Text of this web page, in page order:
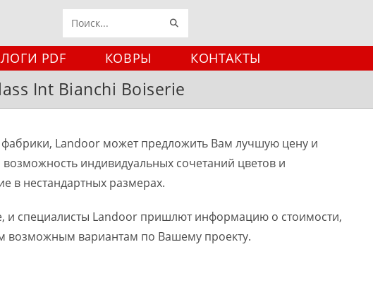
Поиск
PDF КОВРЫ КОНТАКТЫ
Int Bianchi Boiserie
Landoor может предложить Вам лучшую цену и
возможность индивидуальных сочетаний цветов и
в нестандартных размерах.
и специалисты Landoor пришлют информацию о стоимости,
возможным вариантам по Вашему проекту.